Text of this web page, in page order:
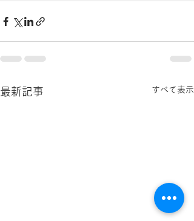
最新記事 すべて表示